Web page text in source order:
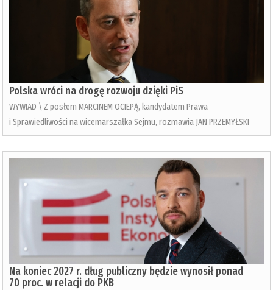
Polska wróci na drogę rozwoju dzięki PiS
WYWIAD \ Z posłem MARCINEM OCIEPĄ, kandydatem Prawa
i Sprawiedliwości na wicemarszałka Sejmu, rozmawia JAN PRZEMYŁSKI
Na koniec 2027 r. dług publiczny będzie wynosił ponad
70 proc. w relacji do PKB